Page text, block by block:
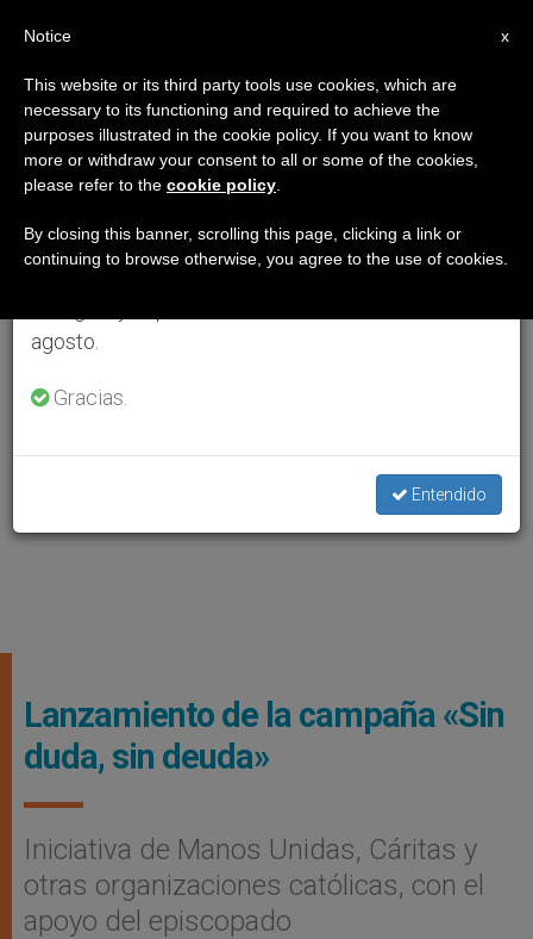
Lanzamiento de la campaña «Sin
duda, sin deuda»
Iniciativa de Manos Unidas, Cáritas y
otras organizaciones católicas, con el
apoyo del episcopado
×
Aviso importante
Del 27 de julio al 7 de agosto haremos la pausa
anual, aprovechando que en el periodo de verano
se generan menos informaciones y también el
agosto.
Gracias.
Entendido
x
Notice
This website or its third party tools use cookies, which are
necessary to its functioning and required to achieve the
purposes illustrated in the cookie policy. If you want to know
more or withdraw your consent to all or some of the cookies,
please refer to the cookie policy
By closing this banner, scrolling this page, clicking a link or
continuing to browse otherwise, you agree to the use of cookies.